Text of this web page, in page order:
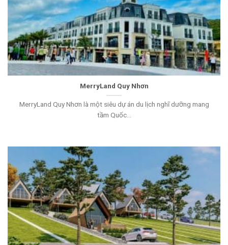
MerryLand Quy Nhơn
MerryLand Quy Nhơn là một siêu dự án du lịch nghĩ dưỡng mang
tầm Quốc...